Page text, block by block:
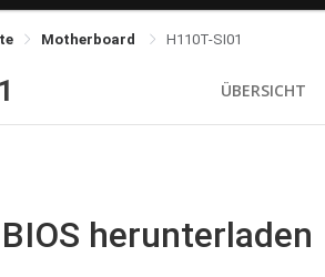
Motherboard H110T-SI01
ÜBERSICHT
herunterladen